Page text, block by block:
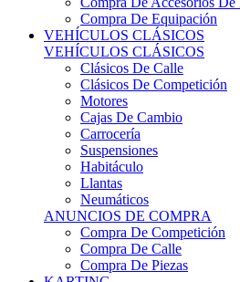
VEHÍCULOS CLÁSICOS
VEHÍCULOS CLÁSICOS
Clásicos De Calle
Clásicos De Competición
Motores
Cajas De Cambio
Carrocería
Suspensiones
Habitáculo
Llantas
Neumáticos
ANUNCIOS DE COMPRA
Compra De Competición
Compra De Calle
Compra De Piezas
KARTING
KARTING